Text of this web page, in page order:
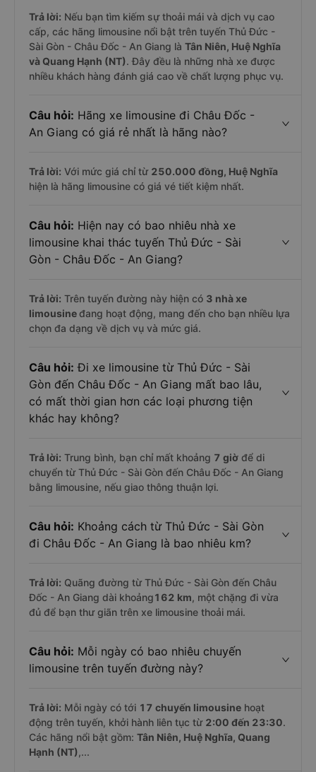
Trả lời: Nếu bạn tìm kiếm sự thoải mái và dịch vụ cao
cấp, các hãng limousine nổi bật trên tuyến Thủ Đức -
Sài Gòn - Châu Đốc - An Giang là Tân Niên, Huệ Nghĩa
và Quang Hạnh (NT). Đây đều là những nhà xe được
nhiều khách hàng đánh giá cao về chất lượng phục vụ.
Câu hỏi: Hãng xe limousine đi Châu Đốc -
An Giang có giá rẻ nhất là hãng nào?
Trả lời: Với mức giá chỉ từ 250.000 đồng, Huệ Nghĩa
hiện là hãng limousine có giá vé tiết kiệm nhất.
Câu hỏi: Hiện nay có bao nhiêu nhà xe
limousine khai thác tuyến Thủ Đức - Sài
Gòn - Châu Đốc - An Giang?
Trả lời: Trên tuyến đường này hiện có 3 nhà xe
limousineđang hoạt động, mang đến cho bạn nhiều lựa
chọn đa dạng về dịch vụ và mức giá.
Câu hỏi: Đi xe limousine từ Thủ Đức - Sài
Gòn đến Châu Đốc - An Giang mất bao lâu,
có mất thời gian hơn các loại phương tiện
khác hay không?
Trả lời: Trung bình, bạn chỉ mất khoảng 7 giờ để di
chuyển từ Thủ Đức - Sài Gòn đến Châu Đốc - An Giang
bằng limousine, nếu giao thông thuận lợi.
Câu hỏi: Khoảng cách từ Thủ Đức - Sài Gòn
đi Châu Đốc - An Giang là bao nhiêu km?
Trả lời: Quãng đường từ Thủ Đức - Sài Gòn đến Châu
Đốc - An Giang dài khoảng162 km, một chặng đi vừa
đủ để bạn thư giãn trên xe limousine thoải mái.
Câu hỏi: Mỗi ngày có bao nhiêu chuyến
limousine trên tuyến đường này?
Trả lời: Mỗi ngày có tới 17 chuyến limousine hoạt
động trên tuyến, khởi hành liên tục từ 2:00 đến 23:30.
Các hãng nổi bật gồm: Tân Niên, Huệ Nghĩa, Quang
Hạnh (NT),...